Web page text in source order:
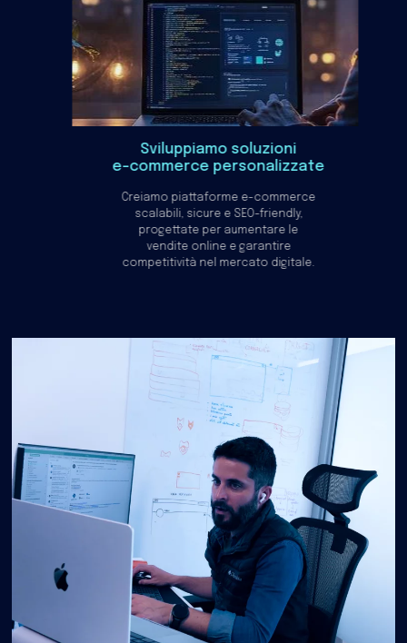
Sviluppiamo soluzioni
e-commerce personalizzate
Creiamo piattaforme e-commerce
scalabili, sicure e SEO-friendly,
progettate per aumentare le
vendite online e garantire
competitività nel mercato digitale.